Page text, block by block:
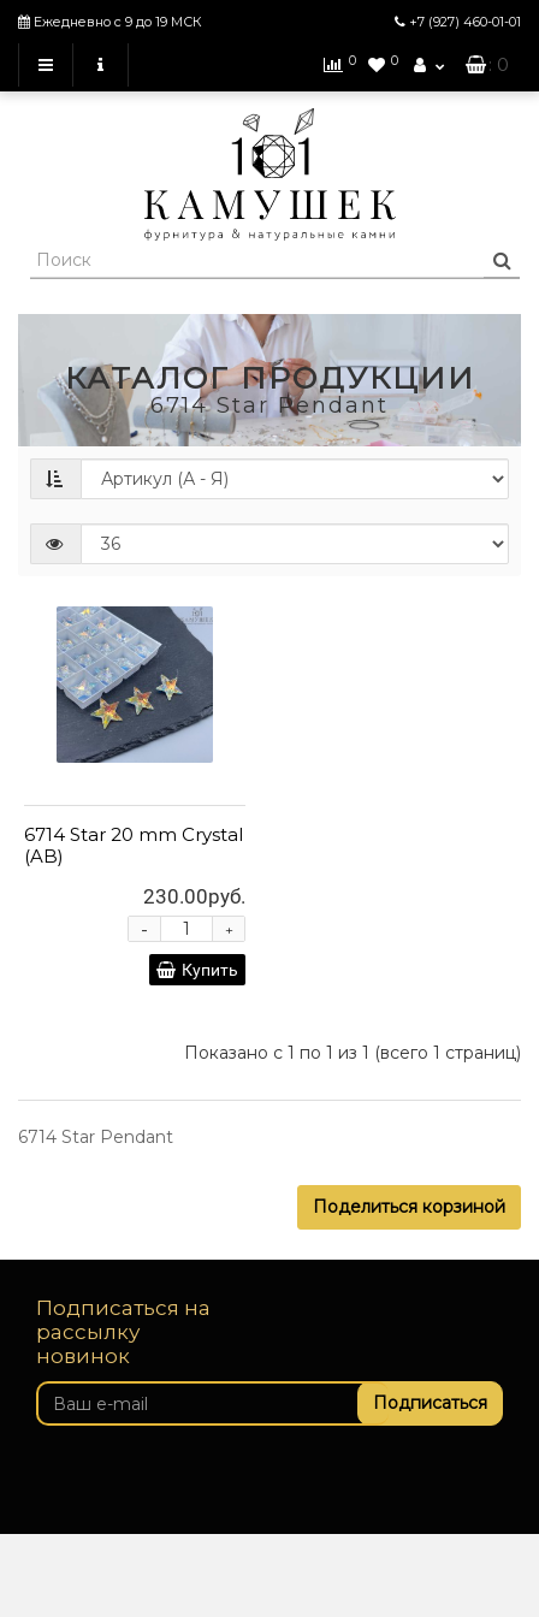
Ежедневно с 9 до 19 МСК +7 (927) 460-01-01
0 0 : 0
КАТАЛОГ ПРОДУКЦИИ
6714 Star Pendant
6714 Star 20 mm Crystal
(AB)
230.00руб.
+
-
Купить
Показано с 1 по 1 из 1 (всего 1 страниц)
6714 Star Pendant
Поделиться корзиной
Подписаться на
рассылку
новинок
Подписаться